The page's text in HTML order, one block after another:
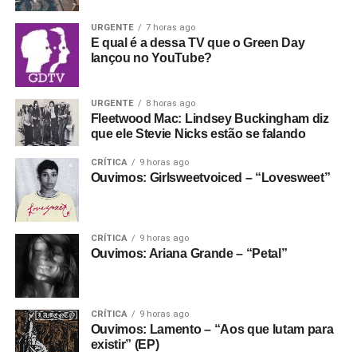
Fantasma funcionando todo dia.
E se ainda não assinou, dá tempo:
assine a
newslettere receba nossos posts direto no e-
mail.
No meio da porradaria crusty, vale citar os vocais
femininos (a vocalista é Helô Knup) e a preocupação da
banda em fazer melodias bonitas e pesadas, e criar um
ambiente sonoro que permita que as letras sejam quase
100% entendidas sem encarte. Ouça hoje mesmo.
Gostou do texto? Seu apoio mantém o Pop
Fantasma funcionando todo dia.
E se ainda não assinou, dá tempo:
newsletter
mail.
URGENTE 7 horas ago
E qual é a dessa TV que o Green Day
lançou no YouTube?
URGENTE 8 horas ago
Fleetwood Mac: Lindsey Buckingham diz
que ele Stevie Nicks estão se falando
CRÍTICA 9 horas ago
Ouvimos: Girlsweetvoiced – “Lovesweet”
CRÍTICA 9 horas ago
Ouvimos: Ariana Grande – “Petal”
CRÍTICA 9 horas ago
Ouvimos: Lamento – “Aos que lutam para
existir” (EP)